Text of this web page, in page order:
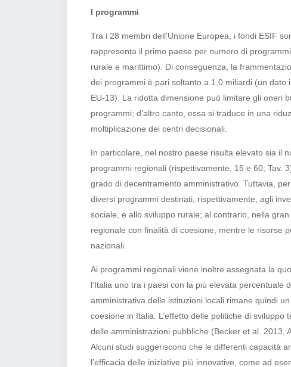
I programmi
Tra i 28 membri dell’Unione Europea, i fondi ESIF
rappresenta il primo paese per numero di
rurale e marittimo). Di conseguenza, la
dei programmi è pari soltanto a 1,0 miliardi (un
EU-13). La ridotta dimensione può limitare gli oneri
programmi; d’altro canto, essa si traduce in una
moltiplicazione dei centri decisionali.
In particolare, nel nostro paese risulta elevato sia il
programmi regionali (rispettivamente, 15 e 60; Tav.
grado di decentramento amministrativo. Tuttavia,
diversi programmi destinati, rispettivamente, agli
sociale, e allo sviluppo rurale; al contrario, nella
regionale con finalità di coesione, mentre le risorse
nazionali.
Ai programmi regionali viene inoltre assegnata la
l’Italia uno tra i paesi con la più elevata
amministrativa delle istituzioni locali rimane quindi
coesione in Italia. L’effetto delle politiche di
delle amministrazioni pubbliche (Becker et al. 2013,
Alcuni studi suggeriscono che le differenti capacità
l’efficacia delle iniziative più innovative, come ad